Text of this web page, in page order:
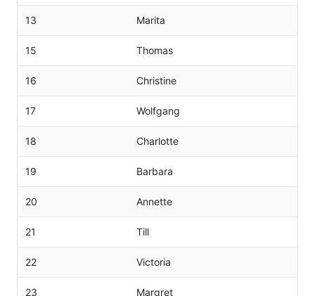
13 Marita
15 Thomas
16 Christine
17 Wolfgang
18 Charlotte
19 Barbara
20 Annette
21 Till
22 Victoria
23 Margret